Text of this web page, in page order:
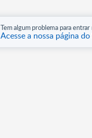
Tem algum problema para entrar
Acesse a nossa página do